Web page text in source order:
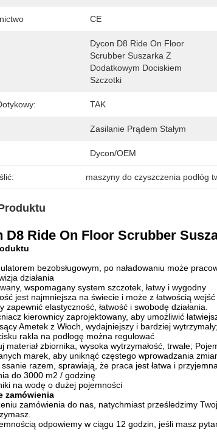
CE
Dycon D8 Ride On Floor
Scrubber Suszarka Z
Dodatkowym Dociskiem
Szczotki
TAK
Zasilanie Prądem Stałym
Dycon/OEM
maszyny do czyszczenia podłóg
D8 Ride On Floor Scrubber
bezobsługowym, po naładowaniu może
działania
wspomagany system szczotek, łatwy i wygodny
jest najmniejsza na świecie i może z łatwością
zapewnić elastyczność, łatwość i swobodę działania.
kierownicy zaprojektowany, aby umożliwić
Ametek z Włoch, wydajniejszy i bardziej wytrzymały;
rakla na podłogę można regulować
materiał zbiornika, wysoka wytrzymałość, trwałe;
marek, aby uniknąć częstego wprowadzania
razem, sprawiają, że praca jest łatwa i
do 3000 m2 / godzinę
na wodę o dużej pojemności
zamówienia
zamówienia do nas, natychmiast prześledzimy
odpowiemy w ciągu 12 godzin, jeśli masz